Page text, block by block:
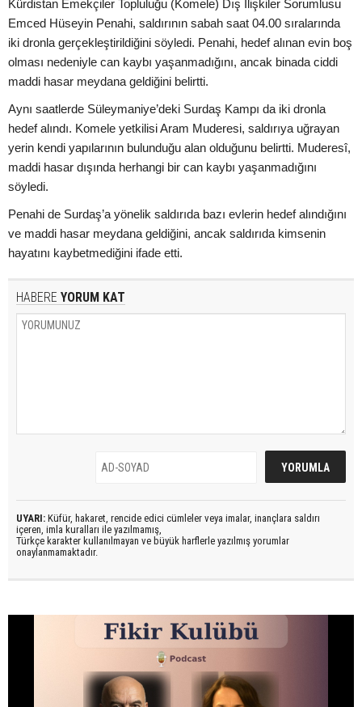
Kürdistan Emekçiler Topluluğu (Komele) Dış İlişkiler Sorumlusu
Emced Hüseyin Penahi, saldırının sabah saat 04.00 sıralarında
iki dronla gerçekleştirildiğini söyledi. Penahi, hedef alınan evin boş
olması nedeniyle can kaybı yaşanmadığını, ancak binada ciddi
maddi hasar meydana geldiğini belirtti.
Aynı saatlerde Süleymaniye’deki Surdaş Kampı da iki dronla
hedef alındı. Komele yetkilisi Aram Muderesi, saldırıya uğrayan
yerin kendi yapılarının bulunduğu alan olduğunu belirtti. Muderesî,
maddi hasar dışında herhangi bir can kaybı yaşanmadığını
söyledi.
Penahi de Surdaş’a yönelik saldırıda bazı evlerin hedef alındığını
ve maddi hasar meydana geldiğini, ancak saldırıda kimsenin
hayatını kaybetmediğini ifade etti.
HABERE YORUM KAT
UYARI: Küfür, hakaret, rencide edici cümleler veya imalar, inançlara saldırı
içeren, imla kuralları ile yazılmamış,
Türkçe karakter kullanılmayan ve büyük harflerle yazılmış yorumlar
onaylanmamaktadır.